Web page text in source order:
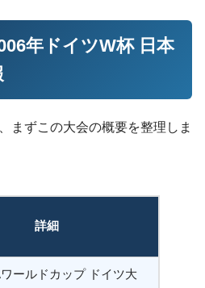
年ドイツW杯 日本
まずこの大会の概要を整理しま
詳細
ールドカップ ドイツ大